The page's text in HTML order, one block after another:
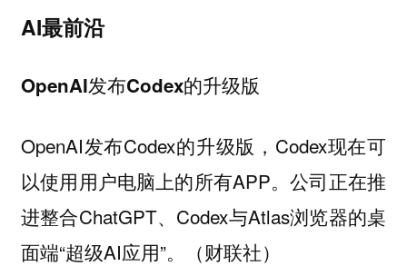
AI最前沿
OpenAI发布Codex的升级版
OpenAI发布Codex的升级版，Codex现在可
以使用用户电脑上的所有APP。公司正在推
进整合ChatGPT、Codex与Atlas浏览器的桌
面端“超级AI应用”。（财联社）